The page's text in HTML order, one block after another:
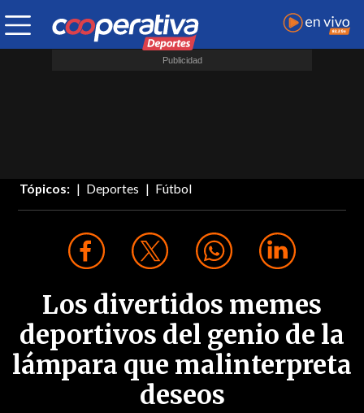
Tópicos: Deportes Fútbol
Los divertidos memes
deportivos del genio de la
lámpara que malinterpreta
deseos